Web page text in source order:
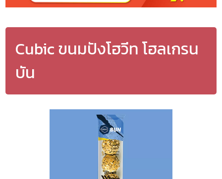
Cubic ขนมปังโฮวีท โฮลเกรน
บัน